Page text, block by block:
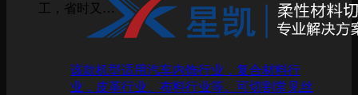
工，省时又…
该款机型适用汽车内饰行业，复合材料行
业，皮革行业、布料行业等。可切割常见丝